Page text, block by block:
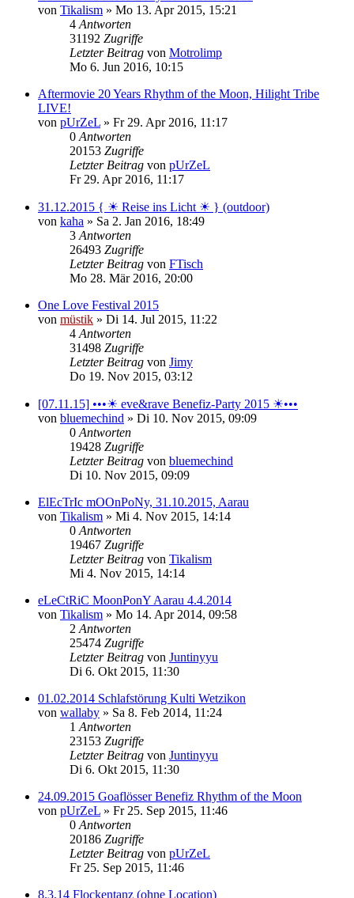
von Tikalism » Mo 13. Apr 2015, 15:21
4 Antworten
31192 Zugriffe
Letzter Beitrag von Motrolimp
Mo 6. Jun 2016, 10:15
Aftermovie 20 Years Rhythm of the Moon, Hilight Tribe
LIVE!
von pUrZeL » Fr 29. Apr 2016, 11:17
0 Antworten
20153 Zugriffe
Letzter Beitrag von pUrZeL
Fr 29. Apr 2016, 11:17
31.12.2015 { ☀ Reise ins Licht ☀ } (outdoor)
von kaha » Sa 2. Jan 2016, 18:49
3 Antworten
26493 Zugriffe
Letzter Beitrag von FTisch
Mo 28. Mär 2016, 20:00
One Love Festival 2015
von müstik » Di 14. Jul 2015, 11:22
4 Antworten
31498 Zugriffe
Letzter Beitrag von Jimy
Do 19. Nov 2015, 03:12
[07.11.15] •••☀ eve&rave Benefiz-Party 2015 ☀•••
von bluemechind » Di 10. Nov 2015, 09:09
0 Antworten
19428 Zugriffe
Letzter Beitrag von bluemechind
Di 10. Nov 2015, 09:09
ElEcTrIc mOOnPoNy, 31.10.2015, Aarau
von Tikalism » Mi 4. Nov 2015, 14:14
0 Antworten
19467 Zugriffe
Letzter Beitrag von Tikalism
Mi 4. Nov 2015, 14:14
eLeCtRiC MoonPonY Aarau 4.4.2014
von Tikalism » Mo 14. Apr 2014, 09:58
2 Antworten
25474 Zugriffe
Letzter Beitrag von Juntinyyu
Di 6. Okt 2015, 11:30
01.02.2014 Schlafstörung Kulti Wetzikon
von wallaby » Sa 8. Feb 2014, 11:24
1 Antworten
23153 Zugriffe
Letzter Beitrag von Juntinyyu
Di 6. Okt 2015, 11:30
24.09.2015 Goaflösser Benefiz Rhythm of the Moon
von pUrZeL » Fr 25. Sep 2015, 11:46
0 Antworten
20186 Zugriffe
Letzter Beitrag von pUrZeL
Fr 25. Sep 2015, 11:46
8.3.14 Flockentanz (ohne Location)